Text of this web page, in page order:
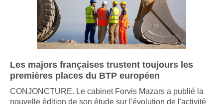
Les majors françaises trustent toujours les
premières places du BTP européen
CONJONCTURE. Le cabinet Forvis Mazars a publié la